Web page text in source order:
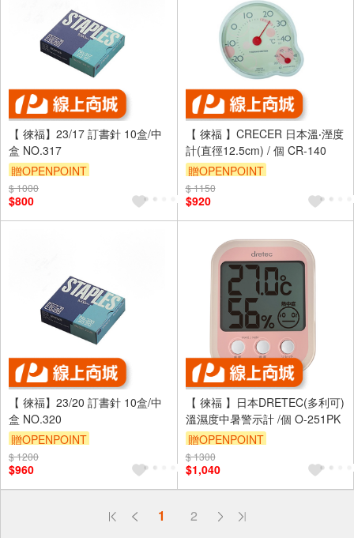
【 徠福】23/17 訂書針 10盒/中
盒 NO.317
贈OPENPOINT
$ 1000
$800
【 徠福 】CRECER 日本溫‧溼度
計(直徑12.5cm) / 個 CR-140
贈OPENPOINT
$ 1150
$920
【 徠福】23/20 訂書針 10盒/中
盒 NO.320
贈OPENPOINT
$ 1200
$960
【 徠福 】日本DRETEC(多利可)
溫濕度中暑警示計 /個 O-251PK
贈OPENPOINT
$ 1300
$1,040
1 2
偏遠地區配送